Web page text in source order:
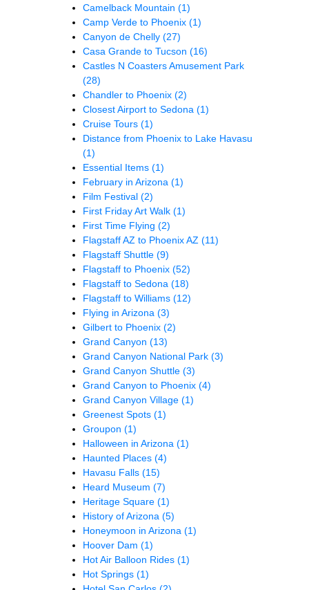
Camelback Mountain (1)
Camp Verde to Phoenix (1)
Canyon de Chelly (27)
Casa Grande to Tucson (16)
Castles N Coasters Amusement Park
(28)
Chandler to Phoenix (2)
Closest Airport to Sedona (1)
Cruise Tours (1)
Distance from Phoenix to Lake Havasu
(1)
Essential Items (1)
February in Arizona (1)
Film Festival (2)
First Friday Art Walk (1)
First Time Flying (2)
Flagstaff AZ to Phoenix AZ (11)
Flagstaff Shuttle (9)
Flagstaff to Phoenix (52)
Flagstaff to Sedona (18)
Flagstaff to Williams (12)
Flying in Arizona (3)
Gilbert to Phoenix (2)
Grand Canyon (13)
Grand Canyon National Park (3)
Grand Canyon Shuttle (3)
Grand Canyon to Phoenix (4)
Grand Canyon Village (1)
Greenest Spots (1)
Groupon (1)
Halloween in Arizona (1)
Haunted Places (4)
Havasu Falls (15)
Heard Museum (7)
Heritage Square (1)
History of Arizona (5)
Honeymoon in Arizona (1)
Hoover Dam (1)
Hot Air Balloon Rides (1)
Hot Springs (1)